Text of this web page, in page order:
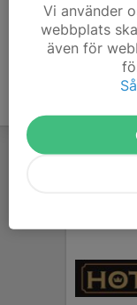
Vi använder
webbplats
även för